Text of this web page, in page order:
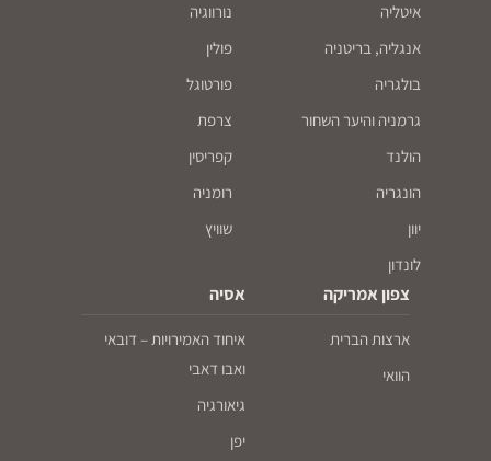
איטליה
אנגליה, בריטניה
בולגריה
גרמניה והיער השחור
הולנד
הונגריה
יוון
לונדון
נורווגיה
פולין
פורטוגל
צרפת
קפריסין
רומניה
שוויץ
צפון אמריקה
ארצות הברית
הוואי
אסיה
איחוד האמירויות – דובאי
ואבו דאבי
גיאורגיה
יפן